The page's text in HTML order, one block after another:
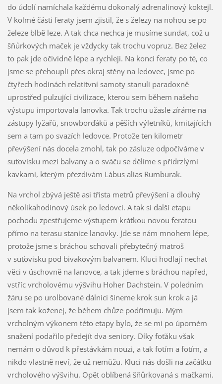
do údolí namíchala každému dokonalý adrenalinový koktejl.
V kolmé části feraty jsem zjistil, že s železy na nohou se po
železe blbě leze. A tak chca nechca je musíme sundat, což u
šňůrkových maček je vždycky tak trochu vopruz. Bez želez
to pak jde očividně lépe a rychleji. Na konci feraty po té, co
jsme se přehoupli přes okraj stěny na ledovec, jsme po
čtyřech hodinách relatitvní samoty stanuli paradoxně
uprostřed pulzující civilizace, kterou sem během našeho
výstupu importovala lanovka. Tak trochu užasle zíráme na
zástupy lyžařů, snowborďáků a pěších výletníků, kmitajících
sem a tam po svazích ledovce. Protože ten kilometr
převýšení nás docela zmohl, tak po zásluze odpočíváme v
suťovisku mezi balvany a o sváču se dělíme s přidrzlými
kavkami, kterým přezdívám Lábus alias Rumburak.
Na vrchol zbývá ještě asi třista metrů převýšení a dlouhý
několikahodinový úsek po ledovci. A tak si další etapu
pochodu zpestřujeme výstupem krátkou novou feratou
přímo na terasu stanice lanovky. Jde se nám mnohem lépe,
protože jsme s bráchou schovali přebytečný matroš
v suťovisku pod bivakovým balvanem. Kluci hodlají nechat
věci v úschovně na lanovce, a tak jdeme s bráchou napřed,
vstříc vrcholovému výšvihu Hoher Dachstein. V poledním
žáru se po urolbované dálnici šineme krok sun krok a já
jsem tak koženej, že během chůze podřimuju. Mým
vrcholným výkonem této etapy bylo, že se mi po úporném
snažení podařilo předejít dva seniory. Díky foťáku však
nemám o důvod k přestávkám nouzi, a tak fotím a fotím, a
nikdo vlastně neví, že už nemůžu. Kluci nás došli na začátku
vrcholového výšvihu. Opět oblíbená šňůrkovaná s mačkami.